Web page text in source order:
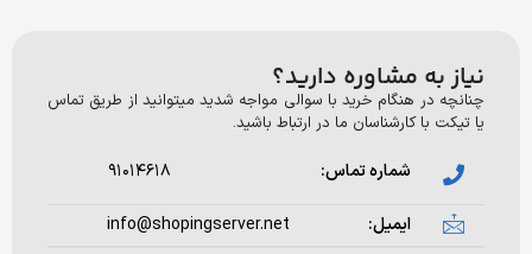
به مشاوره دارید؟
در هنگام خرید با سوالی مواجه شدید میتوانید از طریق تماس
با کارشناسان ما در ارتباط باشید.
شماره تماس:
ایمیل:
info@shopingserver.net